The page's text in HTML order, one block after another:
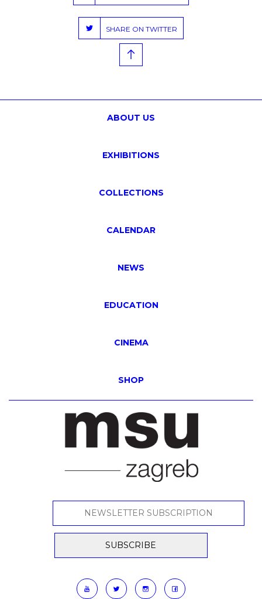
SHARE ON TWITTER
ABOUT US
EXHIBITIONS
COLLECTIONS
CALENDAR
NEWS
EDUCATION
CINEMA
SHOP